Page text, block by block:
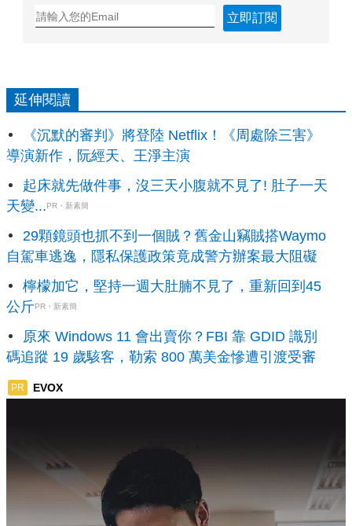
立即訂閱
延伸閱讀
《沉默的審判》將登陸 Netflix！《周處除三害》
導演新作，阮經天、王淨主演
起床就先做件事，沒三天小腹就不見了! 肚子一天
天變...PR・新素簡
29顆鏡頭也抓不到一個賊？舊金山竊賊搭Waymo
自駕車逃逸，隱私保護政策竟成警方辦案最大阻礙
檸檬加它，堅持一週大肚腩不見了，重新回到45
公斤PR・新素簡
原來 Windows 11 會出賣你？FBI 靠 GDID 識別
碼追蹤 19 歲駭客，勒索 800 萬美金慘遭引渡受審
PR EVOX